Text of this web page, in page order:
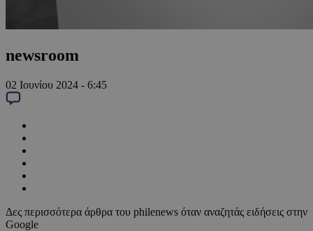
newsroom
02 Ιουνίου 2024 - 6:45
Δες περισσότερα άρθρα του philenews όταν αναζητάς ειδήσεις στην
Google